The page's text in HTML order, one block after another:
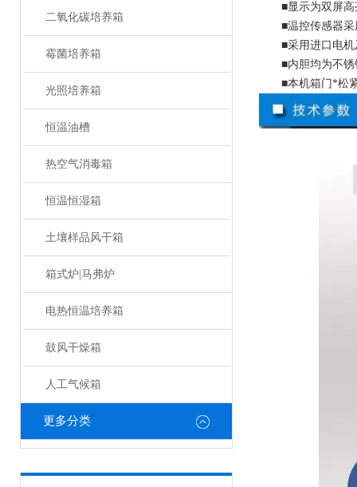
二氧化碳培养箱
霉菌培养箱
光照培养箱
恒温油槽
热空气消毒箱
恒温恒湿箱
土壤样品风干箱
箱式炉|马弗炉
电热恒温培养箱
鼓风干燥箱
人工气候箱
更多分类
■显示为双屏
■温控传感器
■采用进口电
■内胆均为不
■本机箱门*松